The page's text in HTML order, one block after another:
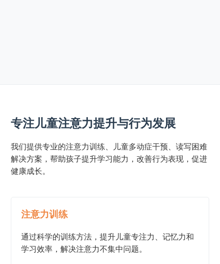
专注儿童注意力提升与行为发展
我们提供专业的注意力训练、儿童多动症干预、读写困难
解决方案，帮助孩子提升学习能力，改善行为表现，促进
健康成长。
注意力训练
通过科学的训练方法，提升儿童专注力、记忆力和
学习效率，解决注意力不集中问题。